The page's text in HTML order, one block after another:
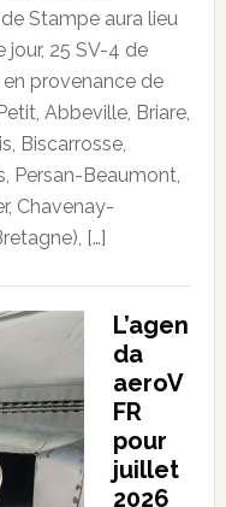
Stampe aura lieu
jour, 25 SV-4 de
provenance de
Abbeville, Briare,
Biscarrosse,
Persan-Beaumont,
Chavenay-
[…]
L’agen
da
aeroV
FR
pour
juillet
2026